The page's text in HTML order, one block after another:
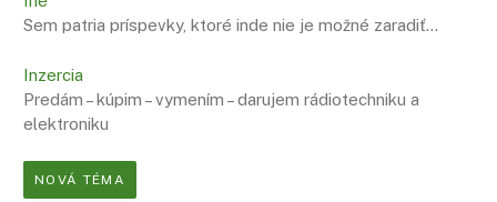
Sem patria príspevky, ktoré inde nie je možné zaradiť…
Inzercia
Predám – kúpim – vymením – darujem rádiotechniku a
elektroniku
NOVÁ TÉMA